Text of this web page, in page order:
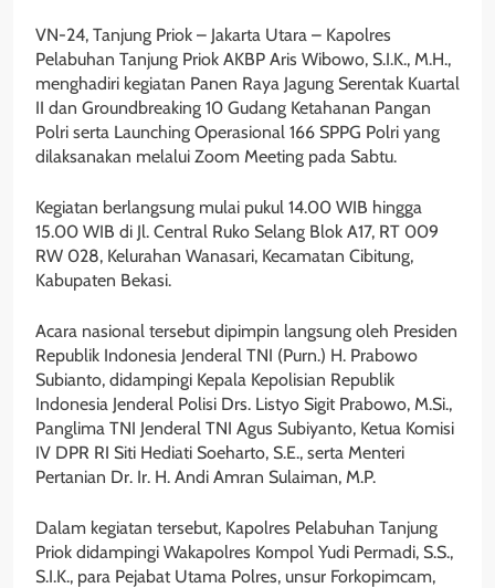
VN-24, Tanjung Priok – Jakarta Utara – Kapolres
Pelabuhan Tanjung Priok AKBP Aris Wibowo, S.I.K., M.H.,
menghadiri kegiatan Panen Raya Jagung Serentak Kuartal
II dan Groundbreaking 10 Gudang Ketahanan Pangan
Polri serta Launching Operasional 166 SPPG Polri yang
dilaksanakan melalui Zoom Meeting pada Sabtu.
Kegiatan berlangsung mulai pukul 14.00 WIB hingga
15.00 WIB di Jl. Central Ruko Selang Blok A17, RT 009
RW 028, Kelurahan Wanasari, Kecamatan Cibitung,
Kabupaten Bekasi.
Acara nasional tersebut dipimpin langsung oleh Presiden
Republik Indonesia Jenderal TNI (Purn.) H. Prabowo
Subianto, didampingi Kepala Kepolisian Republik
Indonesia Jenderal Polisi Drs. Listyo Sigit Prabowo, M.Si.,
Panglima TNI Jenderal TNI Agus Subiyanto, Ketua Komisi
IV DPR RI Siti Hediati Soeharto, S.E., serta Menteri
Pertanian Dr. Ir. H. Andi Amran Sulaiman, M.P.
Dalam kegiatan tersebut, Kapolres Pelabuhan Tanjung
Priok didampingi Wakapolres Kompol Yudi Permadi, S.S.,
S.I.K., para Pejabat Utama Polres, unsur Forkopimcam,